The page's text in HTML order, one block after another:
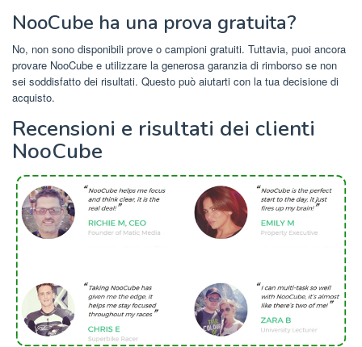
NooCube ha una prova gratuita?
No, non sono disponibili prove o campioni gratuiti. Tuttavia, puoi ancora
provare NooCube e utilizzare la generosa garanzia di rimborso se non
sei soddisfatto dei risultati. Questo può aiutarti con la tua decisione di
acquisto.
Recensioni e risultati dei clienti
NooCube